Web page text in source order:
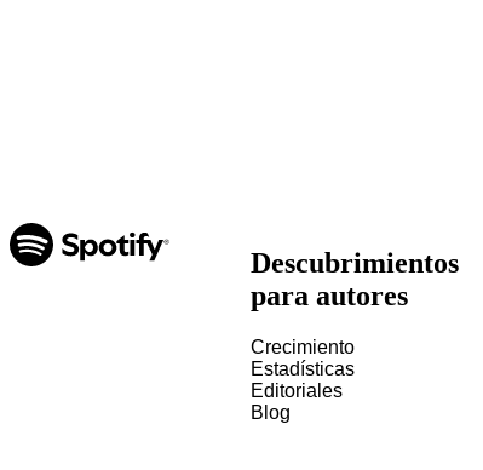
Descubrimientos
para autores
Crecimiento
Estadísticas
Editoriales
Blog